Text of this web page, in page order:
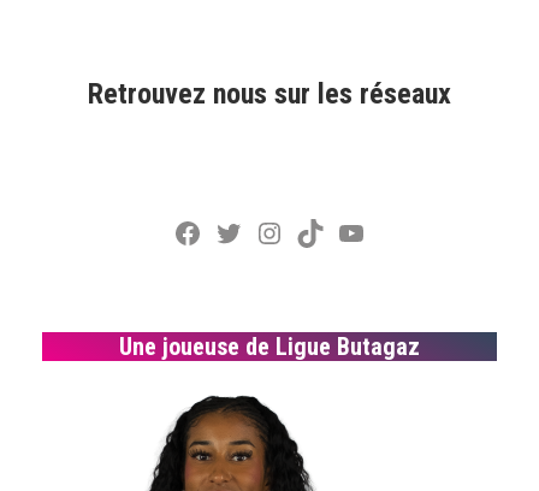
Retrouvez nous sur les réseaux
Facebook
Twitter
Instagram
TikTokYouTube
Une joueuse de Ligue Butagaz